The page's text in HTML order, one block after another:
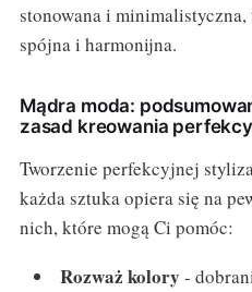
stonowana i minimalistyczna,
spójna i harmonijna.
Mądra moda:
zasad kreowania
Tworzenie perfekcyjnej
każda sztuka opiera się na
nich, które mogą Ci pomóc:
Rozważ kolory -